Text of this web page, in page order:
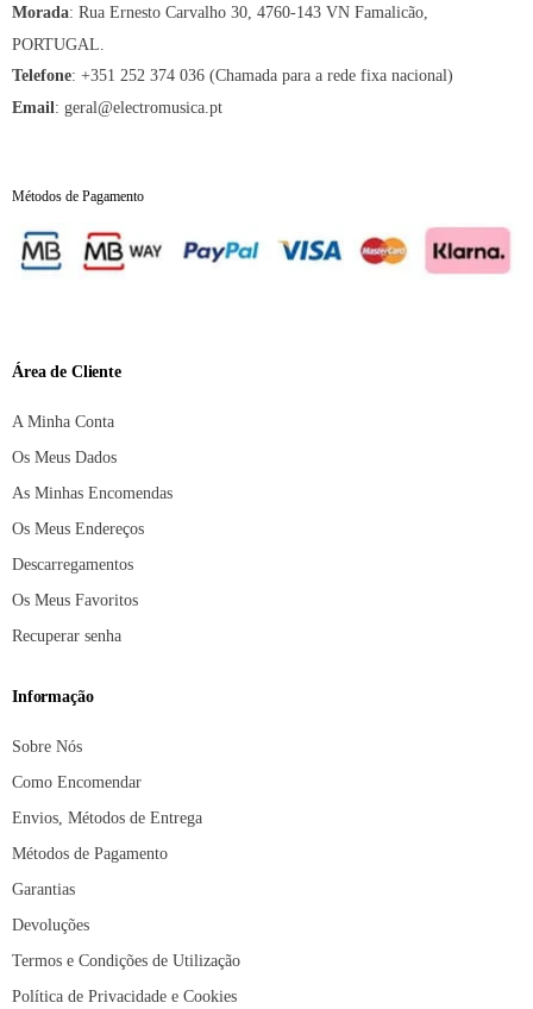
Morada: Rua Ernesto Carvalho 30, 4760-143 VN Famalicão,
PORTUGAL.
Telefone: +351 252 374 036 (Chamada para a rede fixa nacional)
Email : geral@electromusica.pt
Métodos de Pagamento
Área de Cliente
A Minha Conta
Os Meus Dados
As Minhas Encomendas
Os Meus Endereços
Descarregamentos
Os Meus Favoritos
Recuperar senha
Informação
Sobre Nós
Como Encomendar
Envios, Métodos de Entrega
Métodos de Pagamento
Garantias
Devoluções
Termos e Condições de Utilização
Política de Privacidade e Cookies